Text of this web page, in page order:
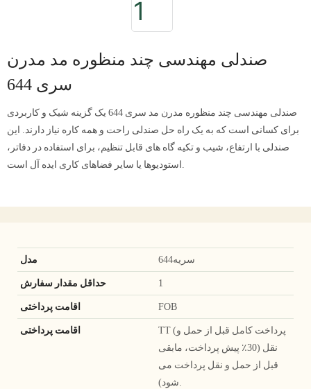
صندلی مهندسی چند منظوره مد مدرن
سری 644
صندلی مهندسی چند منظوره مدرن مد سری 644 یک گزینه شیک و کاربردی
برای کسانی است که به یک راه حل صندلی راحت و همه کاره نیاز دارند. این
صندلی با ارتفاع، شیب و تکیه گاه های قابل تنظیم، برای استفاده در دفاتر،
استودیوها یا سایر فضاهای کاری ایده آل است.
سریه644
1
FOB
TT (پرداخت کامل قبل از حمل و
نقل (30٪ پیش پرداخت، مابقی
قبل از حمل و نقل پرداخت می
شود).